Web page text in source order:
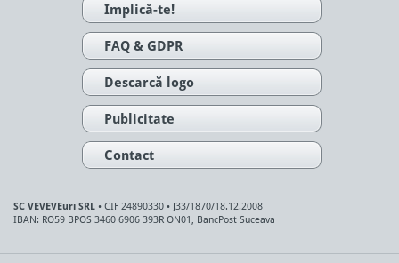
Implică-te!
FAQ & GDPR
Descarcă logo
Publicitate
Contact
SC VEVEVEuri SRL • CIF 24890330 • J33/1870/18.12.2008
IBAN: RO59 BPOS 3460 6906 393R ON01, BancPost Suceava